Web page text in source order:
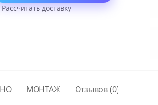
Рассчитать доставку
МОНТАЖ Отзывов (0)